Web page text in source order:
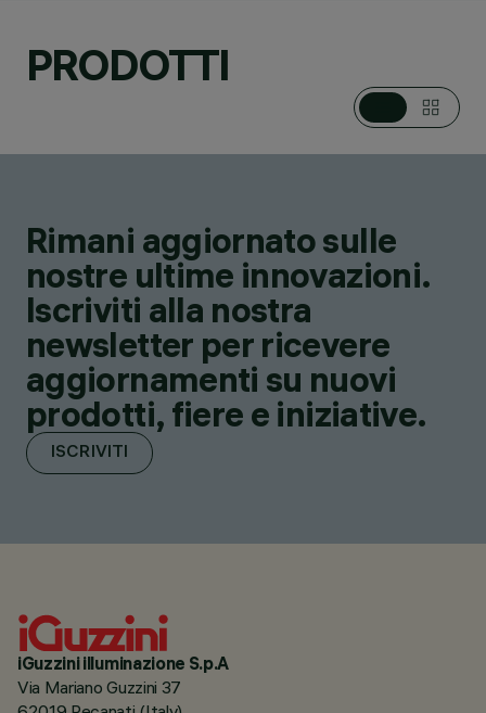
PRODOTTI
Rimani aggiornato sulle
nostre ultime innovazioni.
Iscriviti alla nostra
newsletter per ricevere
aggiornamenti su nuovi
prodotti, fiere e iniziative.
ISCRIVITI
iGuzzini illuminazione S.p.A
Via Mariano Guzzini 37